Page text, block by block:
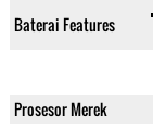
Baterai Features
Prosesor Merek